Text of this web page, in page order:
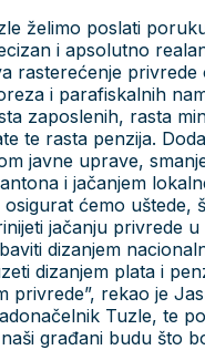
želimo poslati
i apsolutno
rasterećenje privrede
i parafiskalnih
zaposlenih, rasta
te rasta penzija.
javne uprave,
i jačanjem
ćemo uštede,
jačanju privrede u
dizanjem
dizanjem plata i
privrede”, rekao je
Tuzle, te
građani budu što